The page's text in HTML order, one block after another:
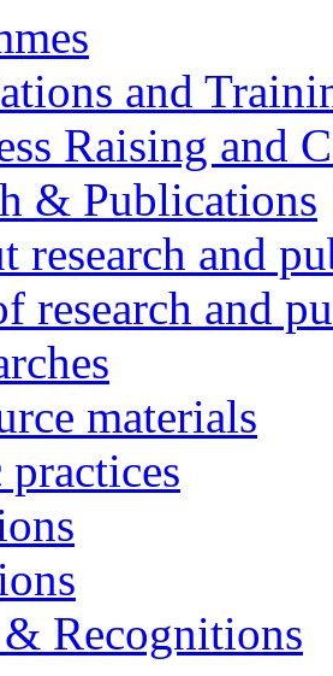
and
Raising and
& Publications
research and
research and
materials
Recognitions